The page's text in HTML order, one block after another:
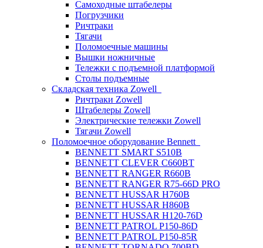
Самоходные штабелеры
Погрузчики
Ричтраки
Тягачи
Поломоечные машины
Вышки ножничные
Тележки с подъемной платформой
Столы подъемные
Складская техника Zowell
Ричтраки Zowell
Штабелеры Zowell
Электрические тележки Zowell
Тягачи Zowell
Поломоечное оборудование Bennett
BENNETT SMART S510B
BENNETT CLEVER C660BT
BENNETT RANGER R660B
BENNETT RANGER R75-66D PRO
BENNETT HUSSAR H760B
BENNETT HUSSAR H860B
BENNETT HUSSAR H120-76D
BENNETT PATROL P150-86D
BENNETT PATROL P150-85R